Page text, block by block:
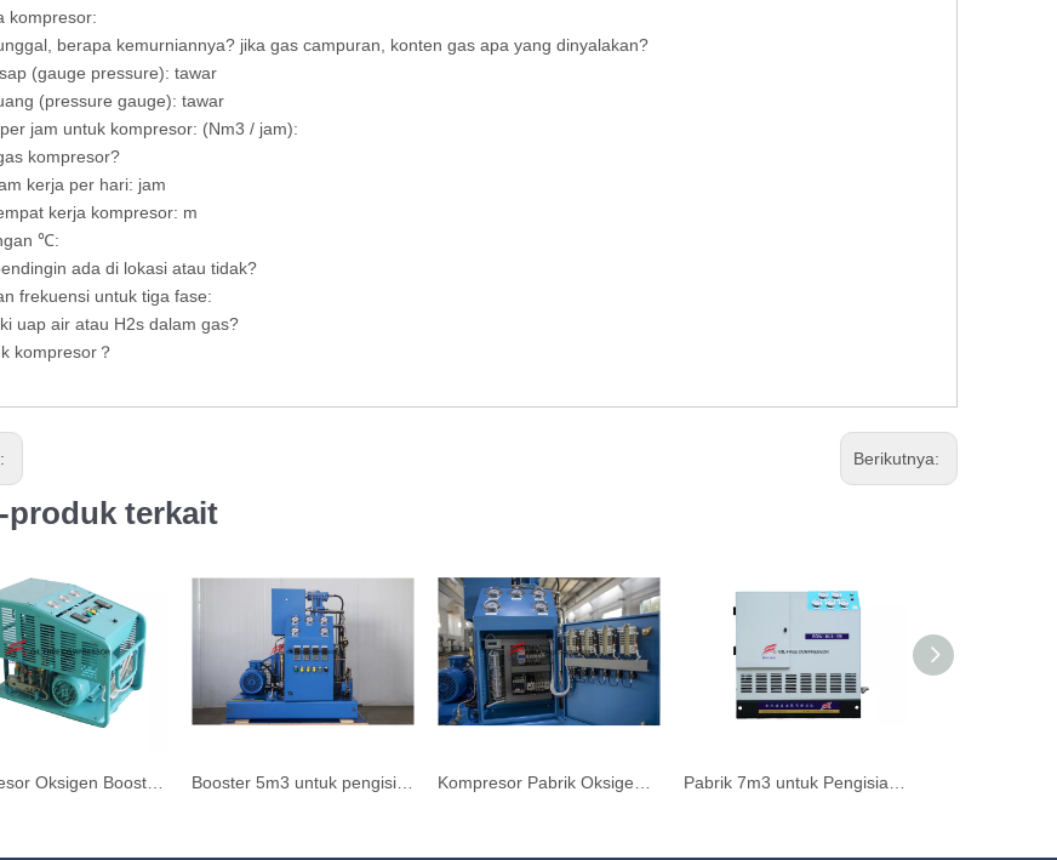
kompresor:
berapa kemurniannya? jika gas campuran, konten gas apa yang dinyalakan?
(gauge pressure): tawar
(pressure gauge): tawar
jam untuk kompresor: (Nm3 / jam):
kompresor?
kerja per hari: jam
kerja kompresor: m
℃:
ada di lokasi atau tidak?
frekuensi untuk tiga fase:
uap air atau H2s dalam gas?
kompresor？
Berikutnya:
produk terkait